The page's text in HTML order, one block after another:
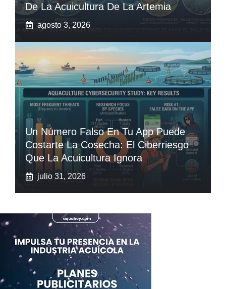
De La Acuicultura De La Artemia
agosto 3, 2026
Un Número Falso En Tu App Puede
Costarte La Cosecha: El Ciberriesgo
Que La Acuicultura Ignora
julio 31, 2026